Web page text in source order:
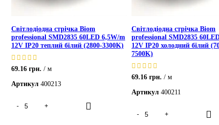
Світлодіодна стрічка Biom
professional SMD2835 60LED 6,5W/m
12V IP20 теплий білий (2800-3300K)
69.16 грн.
м
Артикул 400213
Світлодіодна стрічка Biom
professional SMD2835
12V IP20 холодний білий
7500K)
69.16 грн.
м
Артикул 400211